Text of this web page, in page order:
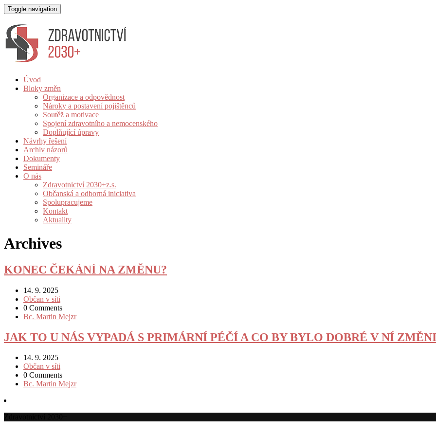
Toggle navigation
Úvod
Bloky změn
Organizace a odpovědnost
Nároky a postavení pojištěnců
Soutěž a motivace
Spojení zdravotního a nemocenského
Doplňující úpravy
Návrhy řešení
Archiv názorů
Dokumenty
Semináře
O nás
Zdravotnictví 2030+z.s.
Občanská a odborná iniciativa
Spolupracujeme
Kontakt
Aktuality
Archives
KONEC ČEKÁNÍ NA ZMĚNU?
14. 9. 2025
Občan v síti
0 Comments
Bc. Martin Mejzr
JAK TO U NÁS VYPADÁ S PRIMÁRNÍ PÉČÍ A CO BY BYLO DOBRÉ V NÍ
14. 9. 2025
Občan v síti
0 Comments
Bc. Martin Mejzr